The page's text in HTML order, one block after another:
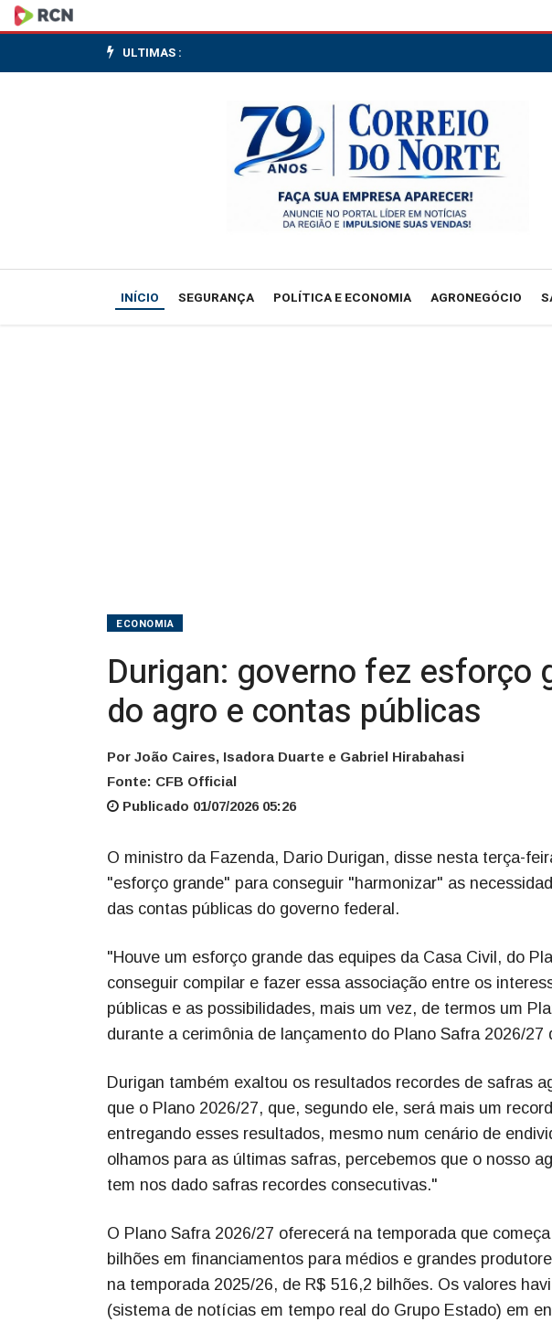
Durigan:
governo
harmonizar
necessidades
ULTIMAS :
INÍCIO SEGURANÇA POLÍTICA E ECONOMIA AGRONEGÓCIO
ECONOMIA
Durigan: governo fez esforço
do agro e contas públicas
Por João Caires, Isadora Duarte e Gabriel Hirabahasi
Fonte: CFB Official
Publicado 01/07/2026 05:26
O ministro da Fazenda, Dario Durigan, disse nesta terça-
"esforço grande" para conseguir "harmonizar" as
das contas públicas do governo federal.
"Houve um esforço grande das equipes da Casa Civil, do
conseguir compilar e fazer essa associação entre os
públicas e as possibilidades, mais um vez, de termos um
durante a cerimônia de lançamento do Plano Safra 2026/27
Durigan também exaltou os resultados recordes de safras
que o Plano 2026/27, que, segundo ele, será mais um
entregando esses resultados, mesmo num cenário de
olhamos para as últimas safras, percebemos que o nosso
tem nos dado safras recordes consecutivas."
O Plano Safra 2026/27 oferecerá na temporada que
bilhões em financiamentos para médios e grandes
na temporada 2025/26, de R$ 516,2 bilhões. Os valores
(sistema de notícias em tempo real do Grupo Estado) em